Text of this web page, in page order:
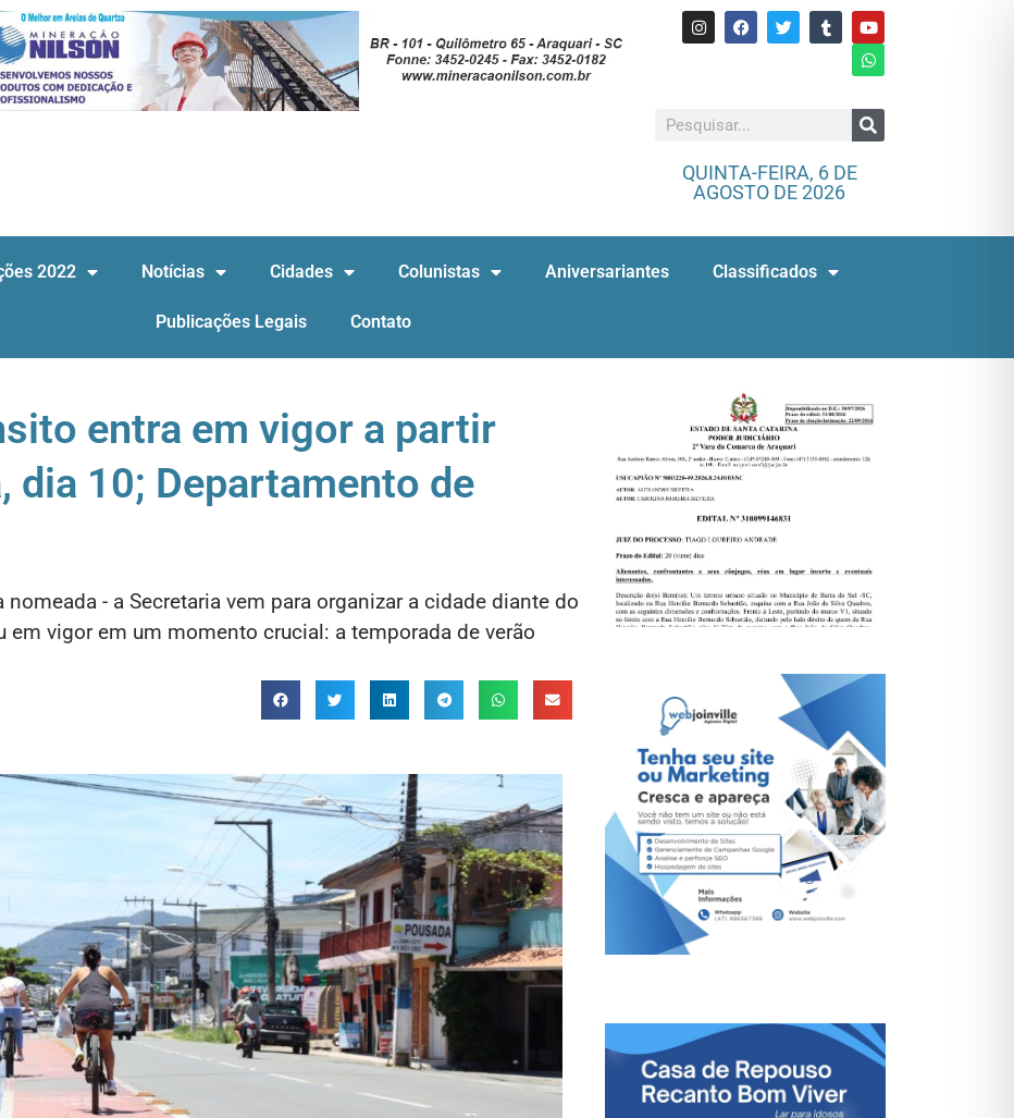
QUINTA-FEIRA, 6 DE
AGOSTO DE 2026
2022 Notícias Cidades Colunistas Aniversariantes Classificados
Publicações Legais Contato
entra em vigor a partir
dia 10; Departamento de
- a Secretaria vem para organizar a cidade diante do
em vigor em um momento crucial: a temporada de verão